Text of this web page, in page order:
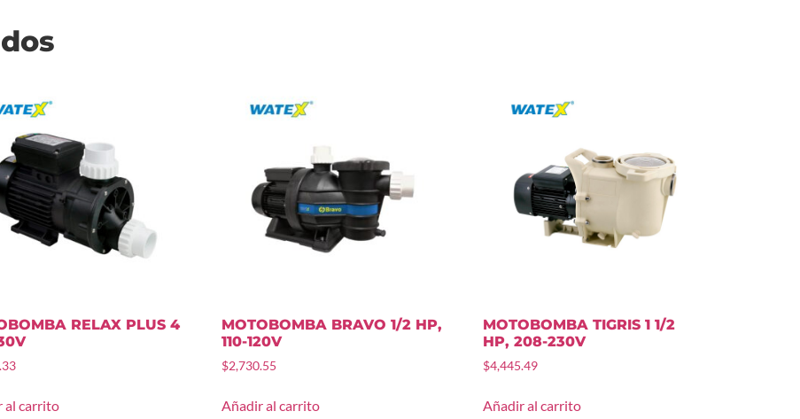
RELAX PLUS 4
al carrito
MOTOBOMBA BRAVO 1/2 HP,
110-120V
$2,730.55
Añadir al carrito
MOTOBOMBA TIGRIS 1 1/2
HP, 208-230V
$4,445.49
Añadir al carrito